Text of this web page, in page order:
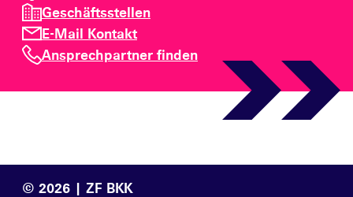
Geschäftsstellen
E-Mail Kontakt
Ansprechpartner finden
© 2026 | ZF BKK